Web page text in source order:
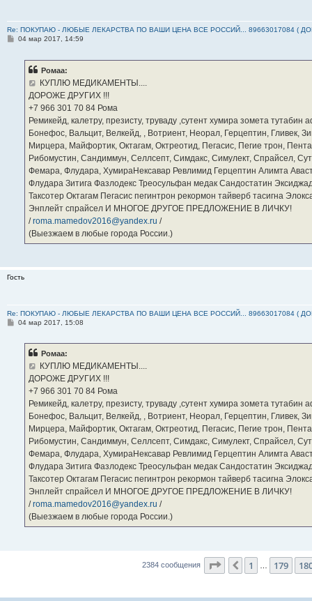
Re: ПОКУПАЮ - ЛЮБЫЕ ЛЕКАРСТВА ПО ВАШИ ЦЕНА ВСЕ РОССИЙ... 89663017084 (
С04 мар 2017, 14:59
Ромаа:
КУПЛЮ МЕДИКАМЕНТЫ....
ДОРОЖЕ ДРУГИХ !!!
‪+7 966 301 70 84‬ Рома
Ремикейд, калетру, презисту, труваду ,сутент хумира зомета
Бонефос, Вальцит, Велкейд, , Вотриент, Неорал, Герцептин, Гливек,
Мирцера, Майфортик, Октагам, Октреотид, Пегасис, Пегие трон,
Рибомустин, Сандиммун, Селлсепт, Симдакс, Симулект, Спрайсел,
Фемара, Флудара, ХумираНексавар Ревлимид Герцептин Алимта
Флудара Зитига Фазлодекс Треосульфан медак Сандостатин
Таксотер Октагам Пегасис пегинтрон рекормон тайверб тасигна
Энплейт спрайсел И МНОГОЕ ДРУГОЕ ПРЕДЛОЖЕНИЕ В ЛИЧКУ!
/roma.mamedov2016@yandex.ru /
(Выезжаем в любые города России.)
Гость
Re: ПОКУПАЮ - ЛЮБЫЕ ЛЕКАРСТВА ПО ВАШИ ЦЕНА ВСЕ РОССИЙ... 89663017084 (
С04 мар 2017, 15:08
Ромаа:
КУПЛЮ МЕДИКАМЕНТЫ....
ДОРОЖЕ ДРУГИХ !!!
‪+7 966 301 70 84‬ Рома
Ремикейд, калетру, презисту, труваду ,сутент хумира зомета
Бонефос, Вальцит, Велкейд, , Вотриент, Неорал, Герцептин, Гливек,
Мирцера, Майфортик, Октагам, Октреотид, Пегасис, Пегие трон,
Рибомустин, Сандиммун, Селлсепт, Симдакс, Симулект, Спрайсел,
Фемара, Флудара, ХумираНексавар Ревлимид Герцептин Алимта
Флудара Зитига Фазлодекс Треосульфан медак Сандостатин
Таксотер Октагам Пегасис пегинтрон рекормон тайверб тасигна
Энплейт спрайсел И МНОГОЕ ДРУГОЕ ПРЕДЛОЖЕНИЕ В ЛИЧКУ!
/roma.mamedov2016@yandex.ru /
(Выезжаем в любые города России.)
2384 сообщения Страница 181из
Пред.
1 179